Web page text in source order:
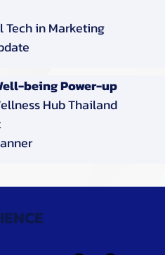
in Marketing
being Power-up
Hub Thailand